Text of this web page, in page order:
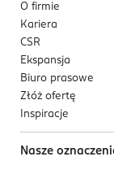
O firmie
Kariera
CSR
Ekspansja
Biuro prasowe
Złóż ofertę
Inspiracje
Nasze